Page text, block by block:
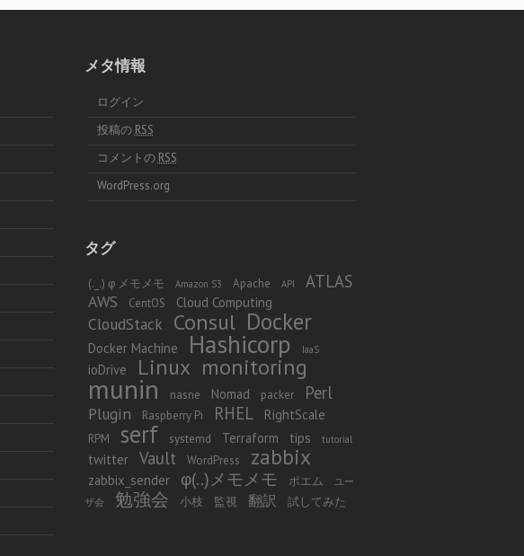
メタ情報
ログイン
投稿の RSS
コメントの RSS
WordPress.org
タグ
(._.) φ メモメモ Amazon S3 Apache API ATLAS
AWS CentOS Cloud Computing
CloudStack Consul Docker
Docker Machine Hashicorp IaaS
ioDrive Linux monitoring
munin nasne Nomad packer Perl
Plugin Raspberry Pi RHEL RightScale
RPM serf systemd Terraform tips tutorial
twitter Vault WordPress zabbix
zabbix_sender φ(..)メモメモ ポエム
ユー
ザ会
勉強会 小枝 監視 翻訳 試してみた